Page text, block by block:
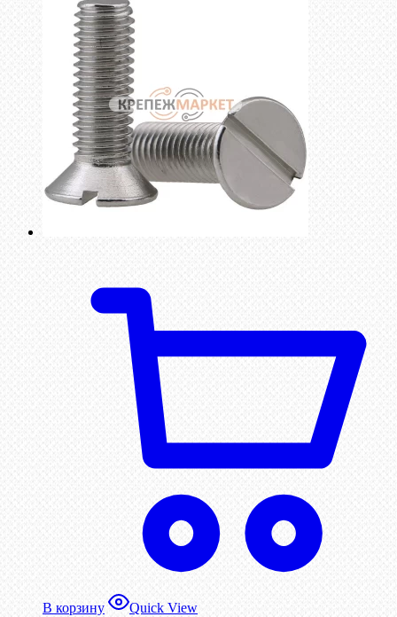
В корзину Quick View